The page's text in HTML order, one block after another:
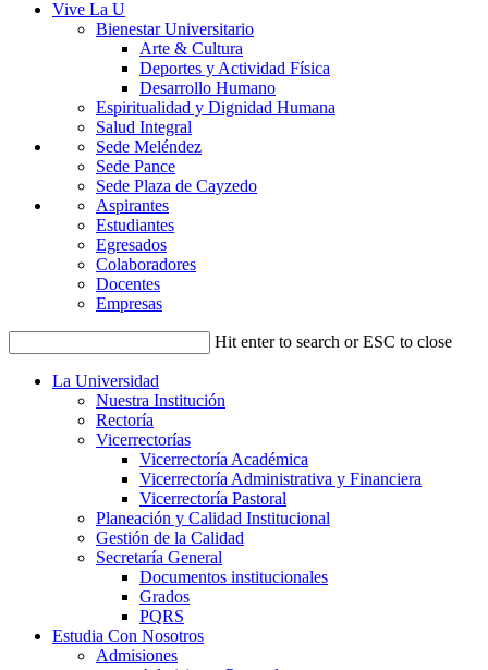
Vive La U
Bienestar Universitario
Arte & Cultura
Deportes y Actividad Física
Desarrollo Humano
Espiritualidad y Dignidad Humana
Salud Integral
Sede Meléndez
Sede Pance
Sede Plaza de Cayzedo
Aspirantes
Estudiantes
Egresados
Colaboradores
Docentes
Empresas
Hit enter to search or ESC to close
La Universidad
Nuestra Institución
Rectoría
Vicerrectorías
Vicerrectoría Académica
Vicerrectoría Administrativa y Financiera
Vicerrectoría Pastoral
Planeación y Calidad Institucional
Gestión de la Calidad
Secretaría General
Documentos institucionales
Grados
PQRS
Estudia Con Nosotros
Admisiones